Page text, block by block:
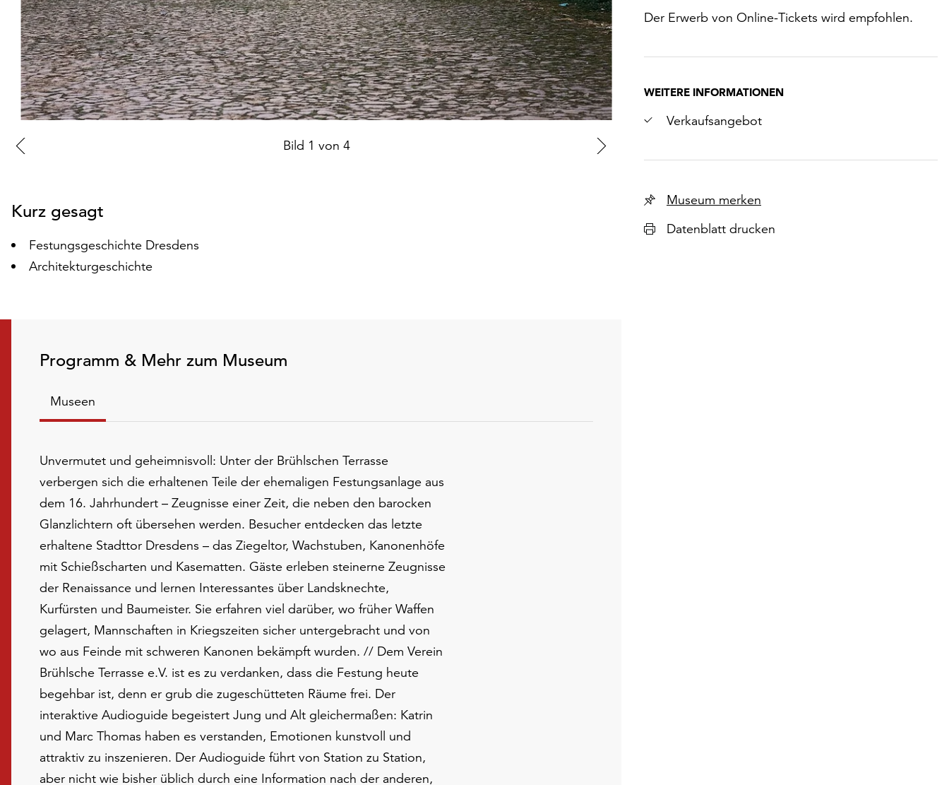
Bild 1 von 4
Kurz gesagt
Festungsgeschichte Dresdens
Architekturgeschichte
Programm & Mehr zum Museum
Museen
Unvermutet und geheimnisvoll: Unter der Brühlschen Terrasse
verbergen sich die erhaltenen Teile der ehemaligen Festungsanlage aus
dem 16. Jahrhundert – Zeugnisse einer Zeit, die neben den barocken
Glanzlichtern oft übersehen werden. Besucher entdecken das letzte
erhaltene Stadttor Dresdens – das Ziegeltor, Wachstuben, Kanonenhöfe
mit Schießscharten und Kasematten. Gäste erleben steinerne Zeugnisse
der Renaissance und lernen Interessantes über Landsknechte,
Kurfürsten und Baumeister. Sie erfahren viel darüber, wo früher Waffen
gelagert, Mannschaften in Kriegszeiten sicher untergebracht und von
wo aus Feinde mit schweren Kanonen bekämpft wurden. // Dem Verein
Brühlsche Terrasse e.V. ist es zu verdanken, dass die Festung heute
begehbar ist, denn er grub die zugeschütteten Räume frei. Der
interaktive Audioguide begeistert Jung und Alt gleichermaßen: Katrin
und Marc Thomas haben es verstanden, Emotionen kunstvoll und
attraktiv zu inszenieren. Der Audioguide führt von Station zu Station,
aber nicht wie bisher üblich durch eine Information nach der anderen,
Der Erwerb von Online-Tickets wird empfohlen.
WEITERE INFORMATIONEN
Verkaufsangebot
Museum merken
Datenblatt drucken